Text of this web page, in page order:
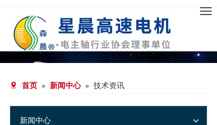
首页 » 新闻中心 » 技术资讯
新闻中心